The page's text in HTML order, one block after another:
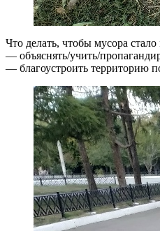
Что делать, чтобы мусора
— объяснять/учить/
— благоустроить территорию